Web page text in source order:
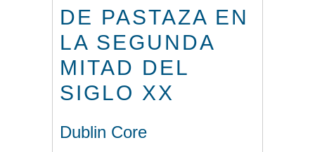
DE PASTAZA EN
LA SEGUNDA
MITAD DEL
SIGLO XX
Dublin Core